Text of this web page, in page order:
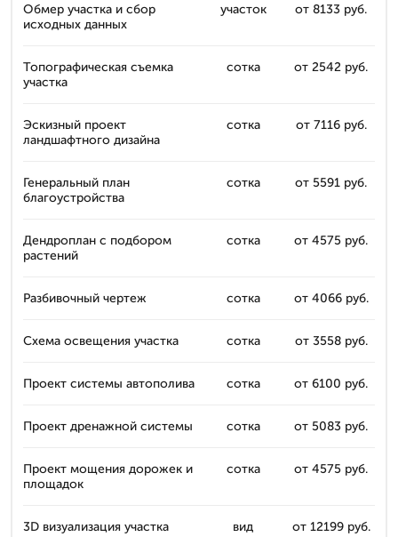
Обмер участка и сбор
исходных данных
участок от 8133 руб.
Топографическая съемка
участка
сотка от 2542 руб.
Эскизный проект
ландшафтного дизайна
сотка от 7116 руб.
Генеральный план
благоустройства
сотка от 5591 руб.
Дендроплан с подбором
растений
сотка от 4575 руб.
Разбивочный чертеж сотка от 4066 руб.
Схема освещения участка сотка от 3558 руб.
Проект системы автополива сотка от 6100 руб.
Проект дренажной системы сотка от 5083 руб.
Проект мощения дорожек и
площадок
сотка от 4575 руб.
3D визуализация участка вид от 12199 руб.